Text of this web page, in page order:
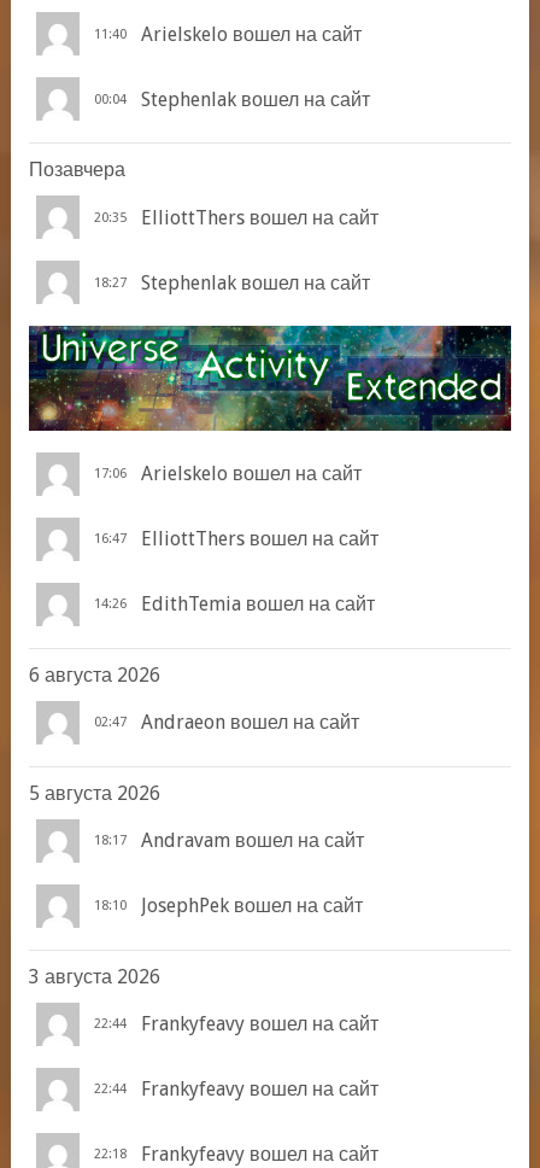
11:40 Arielskelo вошел на сайт
00:04 Stephenlak вошел на сайт
Позавчера
20:35 ElliottThers вошел на сайт
18:27 Stephenlak вошел на сайт
17:06 Arielskelo вошел на сайт
16:47 ElliottThers вошел на сайт
14:26 EdithTemia вошел на сайт
6 августа 2026
02:47 Andraeon вошел на сайт
5 августа 2026
18:17 Andravam вошел на сайт
18:10 JosephPek вошел на сайт
3 августа 2026
22:44 Frankyfeavy вошел на сайт
22:44 Frankyfeavy вошел на сайт
22:18 Frankyfeavy вошел на сайт